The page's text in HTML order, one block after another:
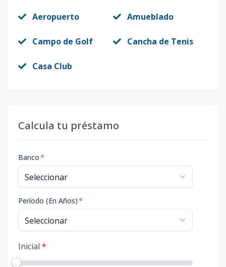
Aeropuerto Amueblado
Campo de Golf Cancha de Tenis
Casa Club
Calcula tu préstamo
Banco*
Período (En Años)*
Inicial *